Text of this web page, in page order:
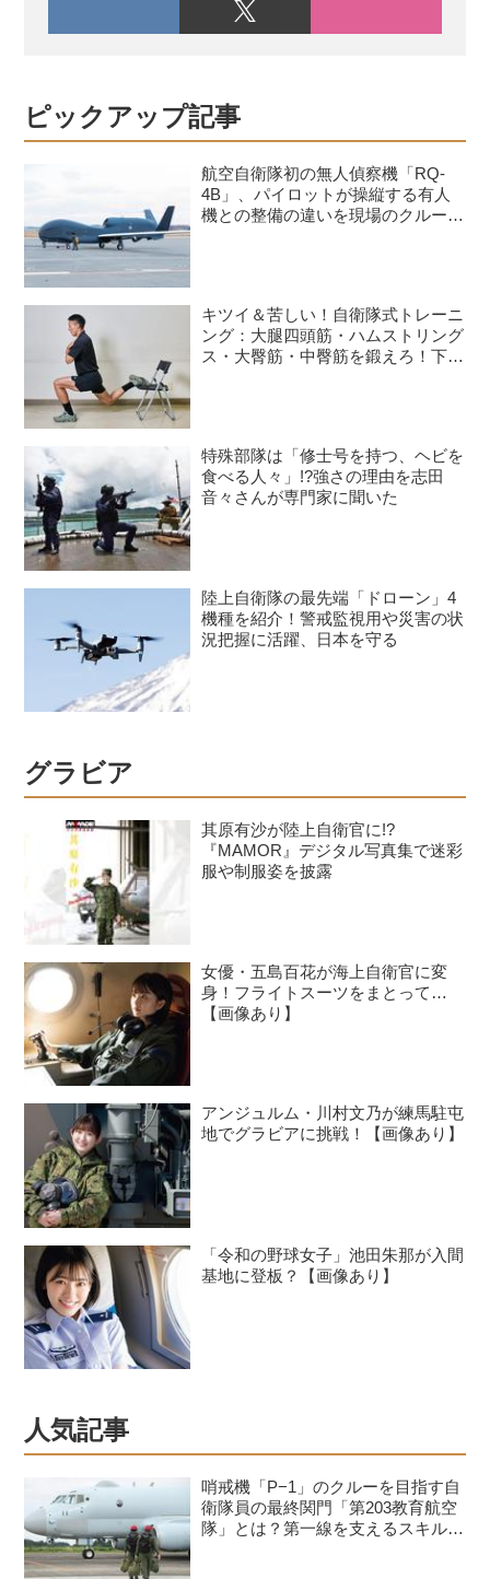
ピックアップ記事
航空自衛隊初の無人偵察機「RQ-
4B」、パイロットが操縦する有人
機との整備の違いを現場のクルーが
キツイ＆苦しい！自衛隊式トレーニ
ング：大腿四頭筋・ハムストリング
ス・大臀筋・中臀筋を鍛えろ！下半
特殊部隊は「修士号を持つ、ヘビを
食べる人々」!?強さの理由を志田
音々さんが専門家に聞いた
陸上自衛隊の最先端「ドローン」4
機種を紹介！警戒監視用や災害の状
況把握に活躍、日本を守る
グラビア
其原有沙が陸上自衛官に!?
『MAMOR』デジタル写真集で迷彩
服や制服姿を披露
女優・五島百花が海上自衛官に変
身！フライトスーツをまとって…
【画像あり】
アンジュルム・川村文乃が練馬駐屯
地でグラビアに挑戦！【画像あり】
「令和の野球女子」池田朱那が入間
基地に登板？【画像あり】
人気記事
哨戒機「P−1」のクルーを目指す自
衛隊員の最終関門「第203教育航空
隊」とは？第一線を支えるスキルを